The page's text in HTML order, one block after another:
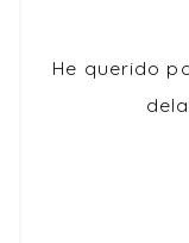
He querido